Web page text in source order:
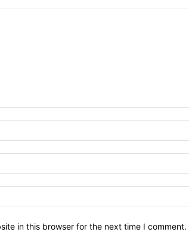
in this browser for the next time I comment.